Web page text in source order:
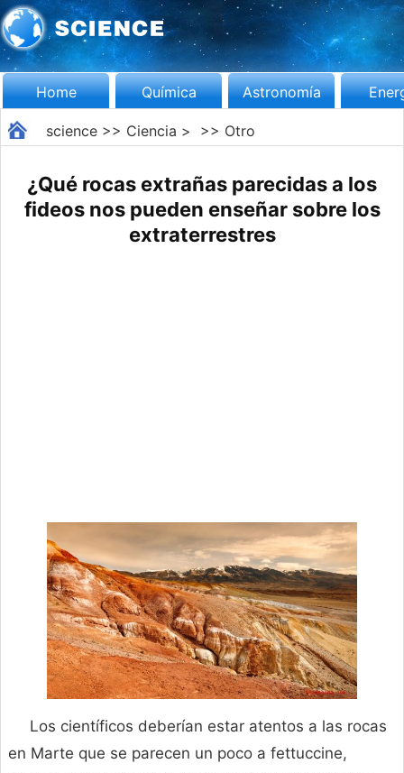
Home Química Astronomía
science>> Ciencia > >> Otro
¿Qué rocas extrañas parecidas a los
fideos nos pueden enseñar sobre los
extraterrestres
Los científicos deberían estar atentos a las rocas
en Marte que se parecen un poco a fettuccine,